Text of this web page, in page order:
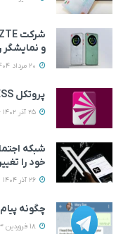
و نمایشگر
پروتکل VLESS چیست و چه کاربردهایی دارد؟
شبکه
خود را
چگونه